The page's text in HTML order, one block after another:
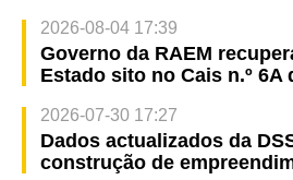
2026-08-04 17:39
Governo da RAEM
Estado sito no Cais n.º
2026-07-30 17:27
Dados actualizados da
construção de